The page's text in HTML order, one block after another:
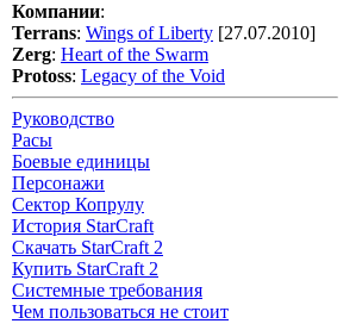
Компании:
Terrans: Wings of Liberty [27.07.2010]
Zerg: Heart of the Swarm
Protoss: Legacy of the Void
Руководство
Расы
Боевые единицы
Персонажи
Сектор Копрулу
История StarCraft
Скачать StarCraft 2
Купить StarCraft 2
Системные требования
Чем пользоваться не стоит